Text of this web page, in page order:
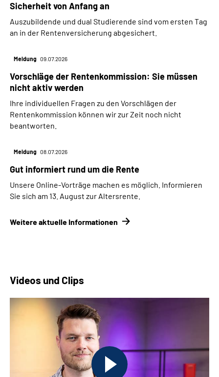
Sicherheit von Anfang an
Auszubildende und dual Studierende sind vom ersten Tag
an in der Rentenversicherung abgesichert.
Meldung 09.07.2026
Vorschläge der Rentenkommission: Sie müssen
nicht aktiv werden
Ihre individuellen Fragen zu den Vorschlägen der
Rentenkommission können wir zur Zeit noch nicht
beantworten.
Meldung 08.07.2026
Gut informiert rund um die Rente
Unsere Online-Vorträge machen es möglich. Informieren
Sie sich am 13. August zur Altersrente.
Weitere aktuelle Informationen
Videos und Clips